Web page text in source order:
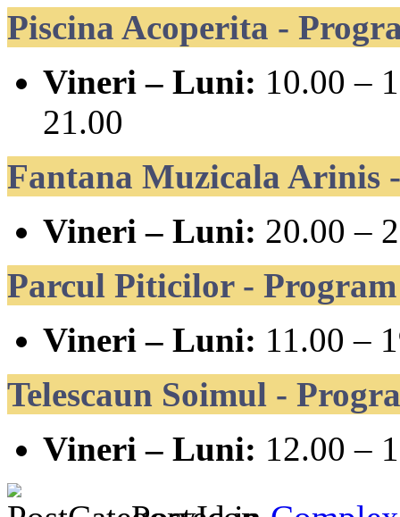
Piscina Acoperita -
Vineri – Luni: 10.00 –
21.00
Fantana Muzicala Arinis
Vineri – Luni: 20.00 –
Parcul Piticilor - Program
Vineri – Luni: 11.00 –
Telescaun Soimul -
Vineri – Luni: 12.00 –